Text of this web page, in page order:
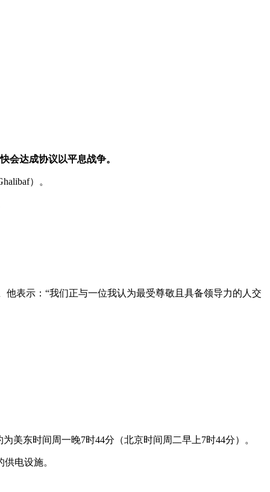
会达成协议以平息战争。
）。
表示：“我们正与一位我认为最受尊敬且具备领导力的人交
美东时间周一晚7时44分（北京时间周二早上7时44分）。
电设施。